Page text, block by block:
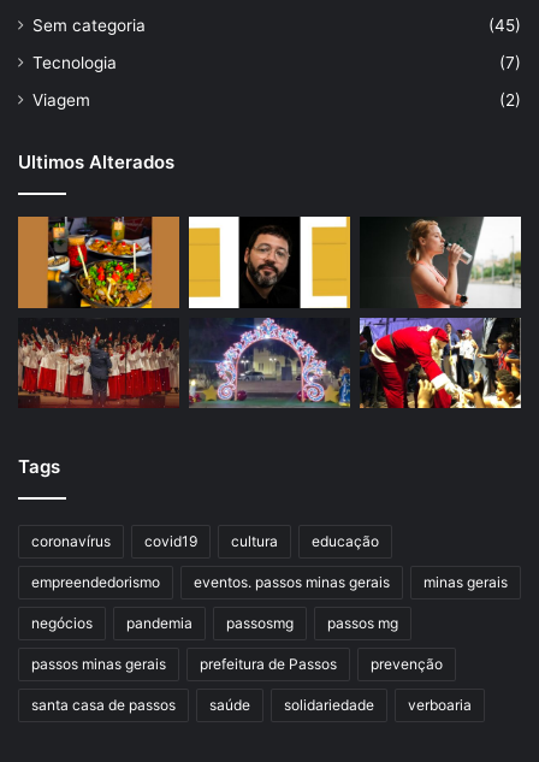
Sem categoria
(45)
Tecnologia
(7)
Viagem
(2)
Ultimos Alterados
Tags
coronavírus covid19 cultura educação
empreendedorismo eventos. passos minas gerais minas gerais
negócios pandemia passosmg passos mg
passos minas gerais prefeitura de Passos prevenção
santa casa de passos saúde solidariedade verboaria